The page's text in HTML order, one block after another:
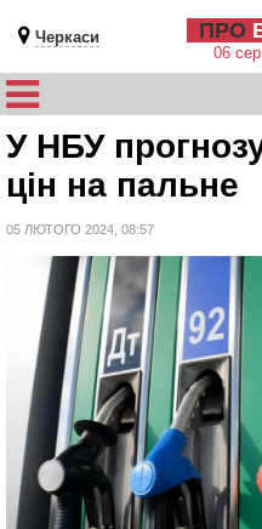
Черкаси ПРО
06
У НБУ
цін на пальне
05 ЛЮТОГО 2024, 08:57